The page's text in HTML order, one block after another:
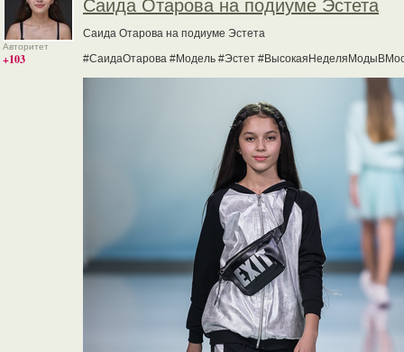
Авторитет
+103
Саида Отарова на подиуме Эстета
Cаида Отарова на подиуме Эстета
#СаидаОтарова #Модель #Эстет